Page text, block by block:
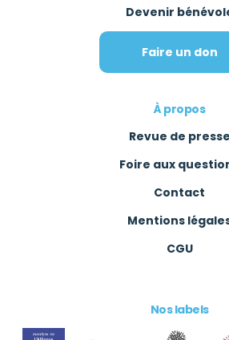
Devenir
Faire un don
À propos
Revue de presse
Foire aux
Contact
Mentions
CGU
Nos labels